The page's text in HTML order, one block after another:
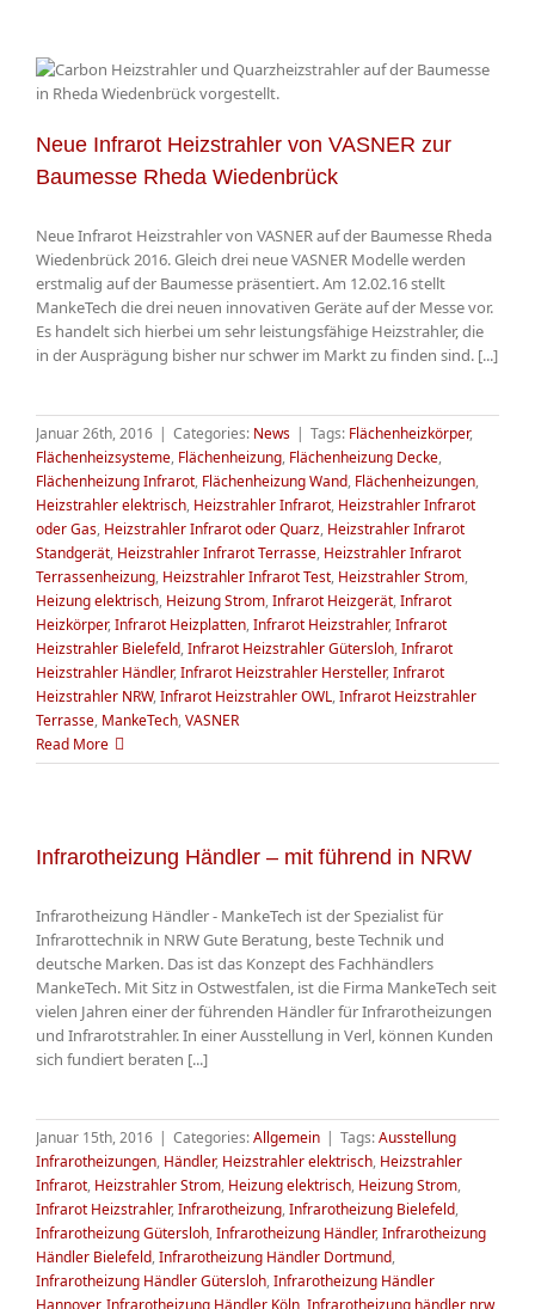
Neue Infrarot Heizstrahler von VASNER zur
Baumesse Rheda Wiedenbrück
Neue Infrarot Heizstrahler von VASNER auf der Baumesse Rheda
Wiedenbrück 2016. Gleich drei neue VASNER Modelle werden
erstmalig auf der Baumesse präsentiert. Am 12.02.16 stellt
MankeTech die drei neuen innovativen Geräte auf der Messe vor.
Es handelt sich hierbei um sehr leistungsfähige Heizstrahler, die
in der Ausprägung bisher nur schwer im Markt zu finden sind. [...]
Januar 26th, 2016 | Categories: News | Tags: Flächenheizkörper,
Flächenheizsysteme, Flächenheizung, Flächenheizung Decke,
Flächenheizung Infrarot, Flächenheizung Wand, Flächenheizungen,
Heizstrahler elektrisch, Heizstrahler Infrarot, Heizstrahler Infrarot
oder Gas, Heizstrahler Infrarot oder Quarz, Heizstrahler Infrarot
Standgerät, Heizstrahler Infrarot Terrasse, Heizstrahler Infrarot
Terrassenheizung, Heizstrahler Infrarot Test, Heizstrahler Strom,
Heizung elektrisch, Heizung Strom,Infrarot Heizgerät,Infrarot
Heizkörper,Infrarot Heizplatten,Infrarot Heizstrahler,Infrarot
Heizstrahler Bielefeld,Infrarot Heizstrahler Gütersloh,Infrarot
Heizstrahler Händler,Infrarot Heizstrahler Hersteller,Infrarot
Heizstrahler NRW,Infrarot Heizstrahler OWL,Infrarot Heizstrahler
Terrasse, MankeTech,VASNER
Read More
Infrarotheizung Händler – mit führend in NRW
Infrarotheizung Händler - MankeTech ist der Spezialist für
Infrarottechnik in NRW Gute Beratung, beste Technik und
deutsche Marken. Das ist das Konzept des Fachhändlers
MankeTech. Mit Sitz in Ostwestfalen, ist die Firma MankeTech seit
vielen Jahren einer der führenden Händler für Infrarotheizungen
und Infrarotstrahler. In einer Ausstellung in Verl, können Kunden
sich fundiert beraten [...]
Januar 15th, 2016 | Categories:Allgemein | Tags:Ausstellung
Infrarotheizungen, Händler, Heizstrahler elektrisch, Heizstrahler
Infrarot, Heizstrahler Strom, Heizung elektrisch, Heizung Strom,
Infrarot Heizstrahler,Infrarotheizung,Infrarotheizung Bielefeld,
Infrarotheizung Gütersloh,Infrarotheizung Händler,Infrarotheizung
Händler Bielefeld,Infrarotheizung Händler Dortmund,
Infrarotheizung Händler Gütersloh,Infrarotheizung Händler
Hannover,Infrarotheizung Händler Köln,Infrarotheizung händler nrw,